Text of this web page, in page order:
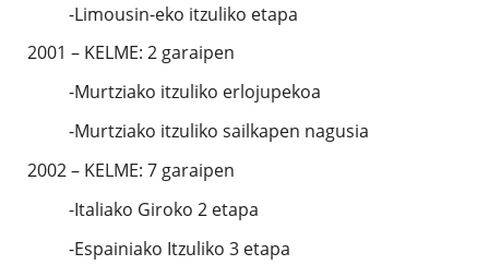
-Limousin-eko itzuliko etapa
2001 – KELME: 2 garaipen
-Murtziako itzuliko erlojupekoa
-Murtziako itzuliko sailkapen nagusia
2002 – KELME: 7 garaipen
-Italiako Giroko 2 etapa
-Espainiako Itzuliko 3 etapa